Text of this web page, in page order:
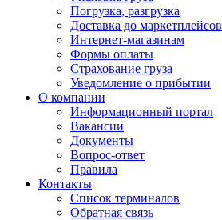
Погрузка, разгрузка
Доставка до маркетплейсов
Интернет-магазинам
Формы оплаты
Страхование груза
Уведомление о прибытии
О компании
Информационный портал
Вакансии
Документы
Вопрос-ответ
Правила
Контакты
Список терминалов
Обратная связь